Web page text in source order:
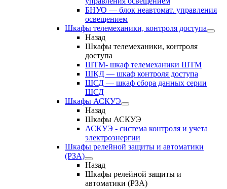
БНУО — блок неавтомат. управления
освещением
Шкафы телемеханики, контроля доступа
Назад
Шкафы телемеханики, контроля
доступа
ШТМ- шкаф телемеханики ШТМ
ШКД — шкаф контроля доступа
ШСД — шкаф сбора данных серии
ШСД
Шкафы АСКУЭ
Назад
Шкафы АСКУЭ
АСКУЭ - система контроля и учета
электроэнергии
Шкафы релейной защиты и автоматики
(РЗА)
Назад
Шкафы релейной защиты и
автоматики (РЗА)